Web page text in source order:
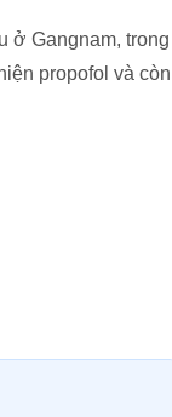
ở Gangnam, trong
propofol và còn